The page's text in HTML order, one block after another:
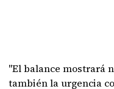
"El balance mostrará
también la urgencia